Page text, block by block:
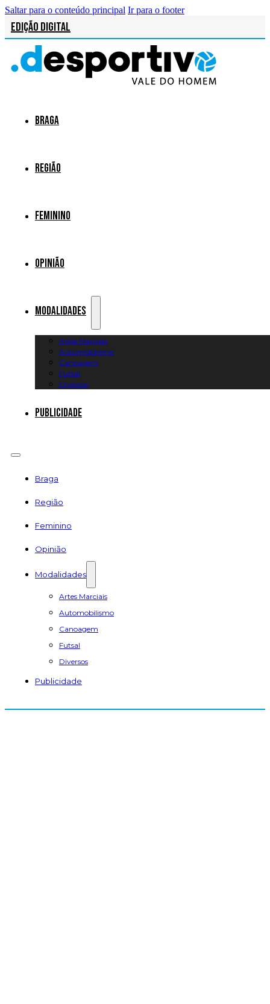
Saltar para o conteúdo principal Ir para o footer
Edição Digital
Braga
Região
Feminino
Opinião
Modalidades
Artes Marciais
Automobilismo
Canoagem
Futsal
Diversos
Publicidade
Braga
Região
Feminino
Opinião
Modalidades
Artes Marciais
Automobilismo
Canoagem
Futsal
Diversos
Publicidade